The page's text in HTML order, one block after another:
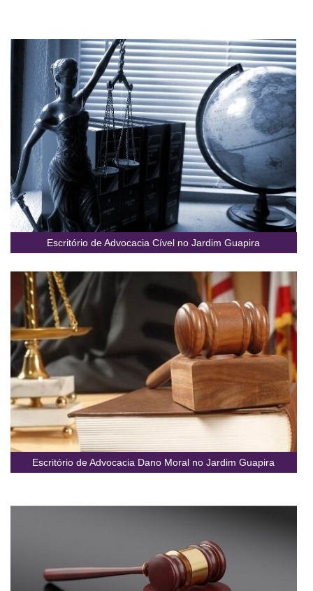
Escritório de Advocacia Cível no Jardim Guapira
Escritório de Advocacia Dano Moral no Jardim Guapira